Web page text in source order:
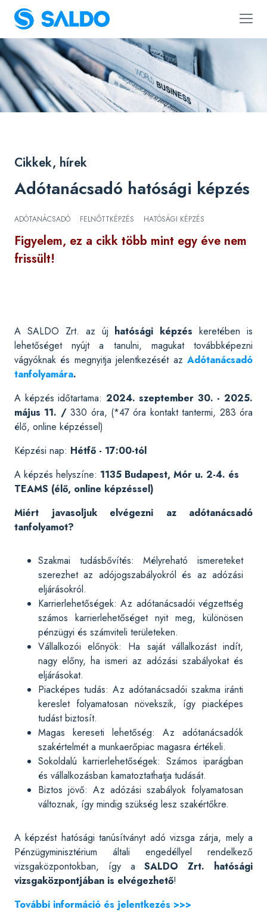
Cikkek, hírek
Adótanácsadó hatósági képzés
ADÓTANÁCSADÓ FELNŐTTKÉPZÉS HATÓSÁGI KÉPZÉS
Figyelem, ez a cikk több mint egy éve nem
frissült!
A SALDO Zrt. az új hatósági képzés keretében is
lehetőséget nyújt a tanulni, magukat továbbképezni
vágyóknak és megnyitja jelentkezését az Adótanácsadó
tanfolyamára.
A képzés időtartama: 2024. szeptember 30. - 2025.
május 11. /330 óra, (*47 óra kontakt tantermi, 283 óra
élő, online képzéssel)
Képzési nap: Hétfő - 17:00-tól
A képzés helyszíne: 1135 Budapest, Mór u. 2-4. és
TEAMS (élő, online képzéssel)
Miért javasoljuk elvégezni az adótanácsadó
tanfolyamot?
Szakmai tudásbővítés: Mélyreható ismereteket
szerezhet az adójogszabályokról és az adózási
eljárásokról.
Karrierlehetőségek: Az adótanácsadói végzettség
számos karrierlehetőséget nyit meg, különösen
pénzügyi és számviteli területeken.
Vállalkozói előnyök: Ha saját vállalkozást indít,
nagy előny, ha ismeri az adózási szabályokat és
eljárásokat.
Piacképes tudás: Az adótanácsadói szakma iránti
kereslet folyamatosan növekszik, így piacképes
tudást biztosít.
Magas kereseti lehetőség: Az adótanácsadók
szakértelmét a munkaerőpiac magasra értékeli.
Sokoldalú karrierlehetőségek: Számos iparágban
és vállalkozásban kamatoztathatja tudását.
Biztos jövő: Az adózási szabályok folyamatosan
változnak, így mindig szükség lesz szakértőkre.
A képzést hatósági tanúsítványt adó vizsga zárja, mely a
Pénzügyminisztérium általi engedéllyel rendelkező
vizsgaközpontokban, így a SALDO Zrt. hatósági
vizsgaközpontjában is elvégezhető!
További információ és jelentkezés >>>